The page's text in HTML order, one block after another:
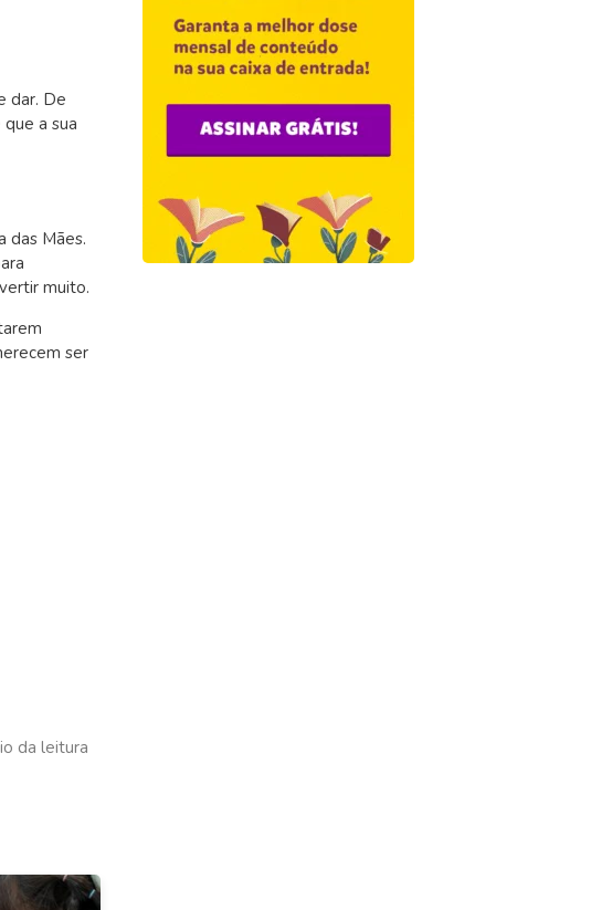
dar. De
a sua
das Mães.
muito.
ser
da leitura